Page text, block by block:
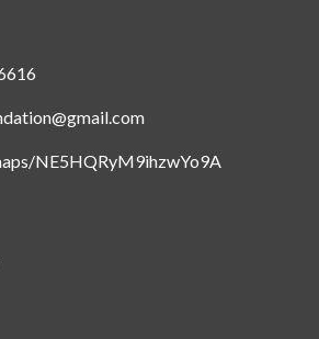
NE5HQRyM9ihzwYo9A